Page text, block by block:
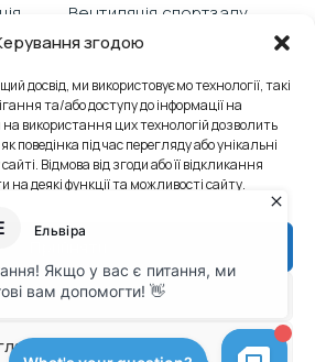
згодою
досвід, ми використовуємо технології, такі
та/або доступу до інформації на
використання цих технологій дозволить
поведінка під час перегляду або унікальні
Відмова від згоди або її відкликання
деякі функції та можливості сайту.
Прийняти
Відхилити
налаштування
Вентиляція спортзалу
Відеоблог
Вентиляція школи
Відгуки
Вентиляція офісу
Промислова вентиляція